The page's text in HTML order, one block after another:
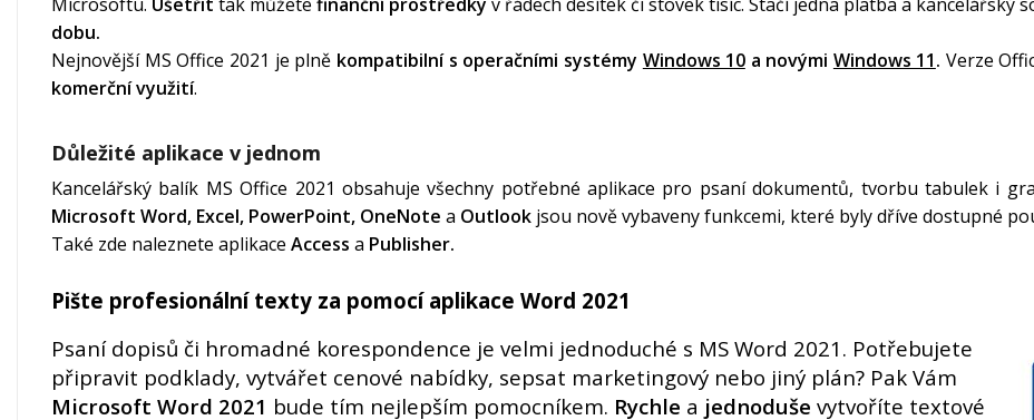
dobu.
Nejnovější MS Office 2021 je plně kompatibilní s operačními systémy Windows 10a novými Windows 11. Verze
komerční využití.
Důležité aplikace v jednom
Kancelářský balík MS Office 2021 obsahuje všechny potřebné aplikace pro psaní dokumentů, tvorbu tabulek i
Microsoft Word, Excel, PowerPoint, OneNote a Outlook jsou nově vybaveny funkcemi, které byly dříve dostupné
Také zde naleznete aplikace Access a Publisher.
Pište profesionální texty za pomocí aplikace Word 2021
Psaní dopisů či hromadné korespondence je velmi jednoduché s MS Word 2021. Potřebujete
připravit podklady, vytvářet cenové nabídky, sepsat marketingový nebo jiný plán? Pak Vám
Microsoft Word 2021 bude tím nejlepším pomocníkem. Rychle a jednoduše vytvoříte textové